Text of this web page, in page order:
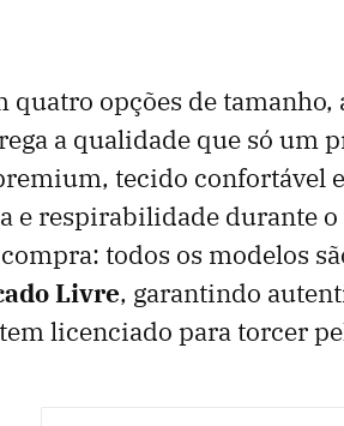
quatro opções de tamanho,
a qualidade que só um
tecido confortável
e respirabilidade durante o
todos os modelos
Livre, garantindo
licenciado para torcer